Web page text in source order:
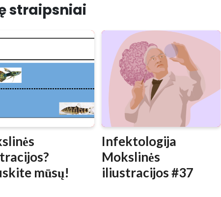
straipsniai
mūsų!
Infektologija
Mokslinės
iliustracijos #37